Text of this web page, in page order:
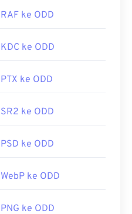
RAF ke ODD
KDC ke ODD
PTX ke ODD
SR2 ke ODD
PSD ke ODD
WebP ke ODD
PNG ke ODD